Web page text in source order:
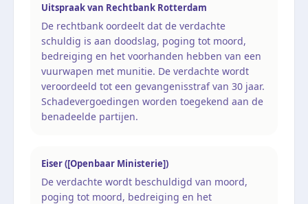
Uitspraak van Rechtbank Rotterdam
De rechtbank oordeelt dat de verdachte
schuldig is aan doodslag, poging tot moord,
bedreiging en het voorhanden hebben van een
vuurwapen met munitie. De verdachte wordt
veroordeeld tot een gevangenisstraf van 30 jaar.
Schadevergoedingen worden toegekend aan de
benadeelde partijen.
Eiser ([Openbaar Ministerie])
De verdachte wordt beschuldigd van moord,
poging tot moord, bedreiging en het